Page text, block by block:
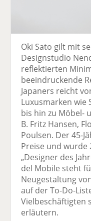
Oki Sato gilt mit
Designstudio
reflektierten
beeindruckende
Japaners reicht
Luxusmarken wie
bis hin zu Möbel-
B. Fritz Hansen,
Poulsen. Der 45-
Preise und wurde
„Designer des
del Mobile steht
Neugestaltung
auf der To-Do-
Vielbeschäftigten
erläutern.